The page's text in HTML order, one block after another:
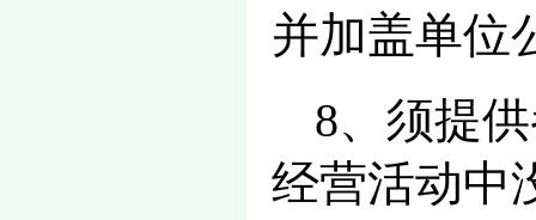
并加盖单位
8、须提
经营活动中